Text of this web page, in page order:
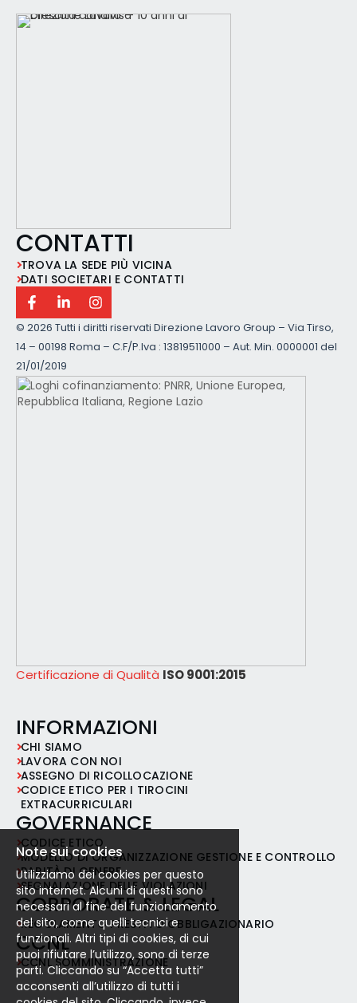
CONTATTI
TROVA LA SEDE PIÙ VICINA
DATI SOCIETARI E CONTATTI
© 2026 Tutti i diritti riservati Direzione Lavoro Group – Via Tirso,
14 – 00198 Roma – C.F/P.Iva : 13819511000 – Aut. Min. 0000001 del
21/01/2019
Certificazione di Qualità ISO 9001:2015
INFORMAZIONI
CHI SIAMO
LAVORA CON NOI
ASSEGNO DI RICOLLOCAZIONE
CODICE ETICO PER I TIROCINI
EXTRACURRICULARI
GOVERNANCE
CODICE ETICO
MODELLO DI ORGANIZZAZIONE GESTIONE E CONTROLLO
PARITÀ DI GENERE
SEGNALAZIONE DELLE VIOLAZIONI
CORPORATE & LEGAL
REGOLAMENTO PRESTITO OBBLIGAZIONARIO
CCNL
CCNL SOMMINISTRAZIONE
Note sui cookies
Utilizziamo dei cookies per questo
sito internet. Alcuni di questi sono
necessari al fine del funzionamento
del sito, come quelli tecnici e
funzionali. Altri tipi di cookies, di cui
puoi rifiutare l’utilizzo, sono di terze
parti. Cliccando su “Accetta tutti”
acconsenti all’utilizzo di tutti i